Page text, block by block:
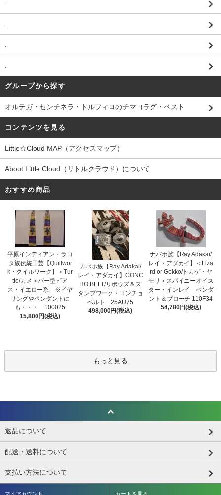
グループから探す
オルテガ・センチネラ・トルフィロのチマヨラグ・ベスト
コンテンツを見る
Little☆Cloud MAP（アクセスマップ）
About Little Cloud（リトルクラウド）について
おすすめ商品
平原インディアン・ラコ
タ族伝統工芸【Quillwor
k・クイルワーク】＜Tur
tle/カメ＞バー型ピア
ス・イエロー系 ※イヤ
リングやペンダントに
も・・・ 100025
15,800円(税込)
ナバホ族【Ray Adakai/
レイ・アダカイ】CONC
HO BELT/リポウズ＆ス
タンプワーク・コンチョ
ベルト 25AU75
498,000円(税込)
ナバホ族【Ray Adakai/
レイ・アダカイ】＜Liza
rd or Gekko/トカゲ・ヤ
モリ＞スパイニーオイス
ター・インレイ ペンダ
ント＆ブローチ 110F34
54,780円(税込)
もっと見る
返品について
配送・送料について
支払い方法について
マイアカウント カートを見る